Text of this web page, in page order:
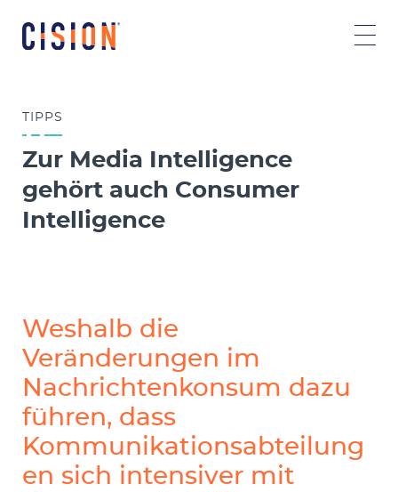
TIPPS
Zur Media Intelligence
gehört auch Consumer
Intelligence
Weshalb die
Veränderungen im
Nachrichtenkonsum dazu
führen, dass
Kommunikationsabteilung
en sich intensiver mit